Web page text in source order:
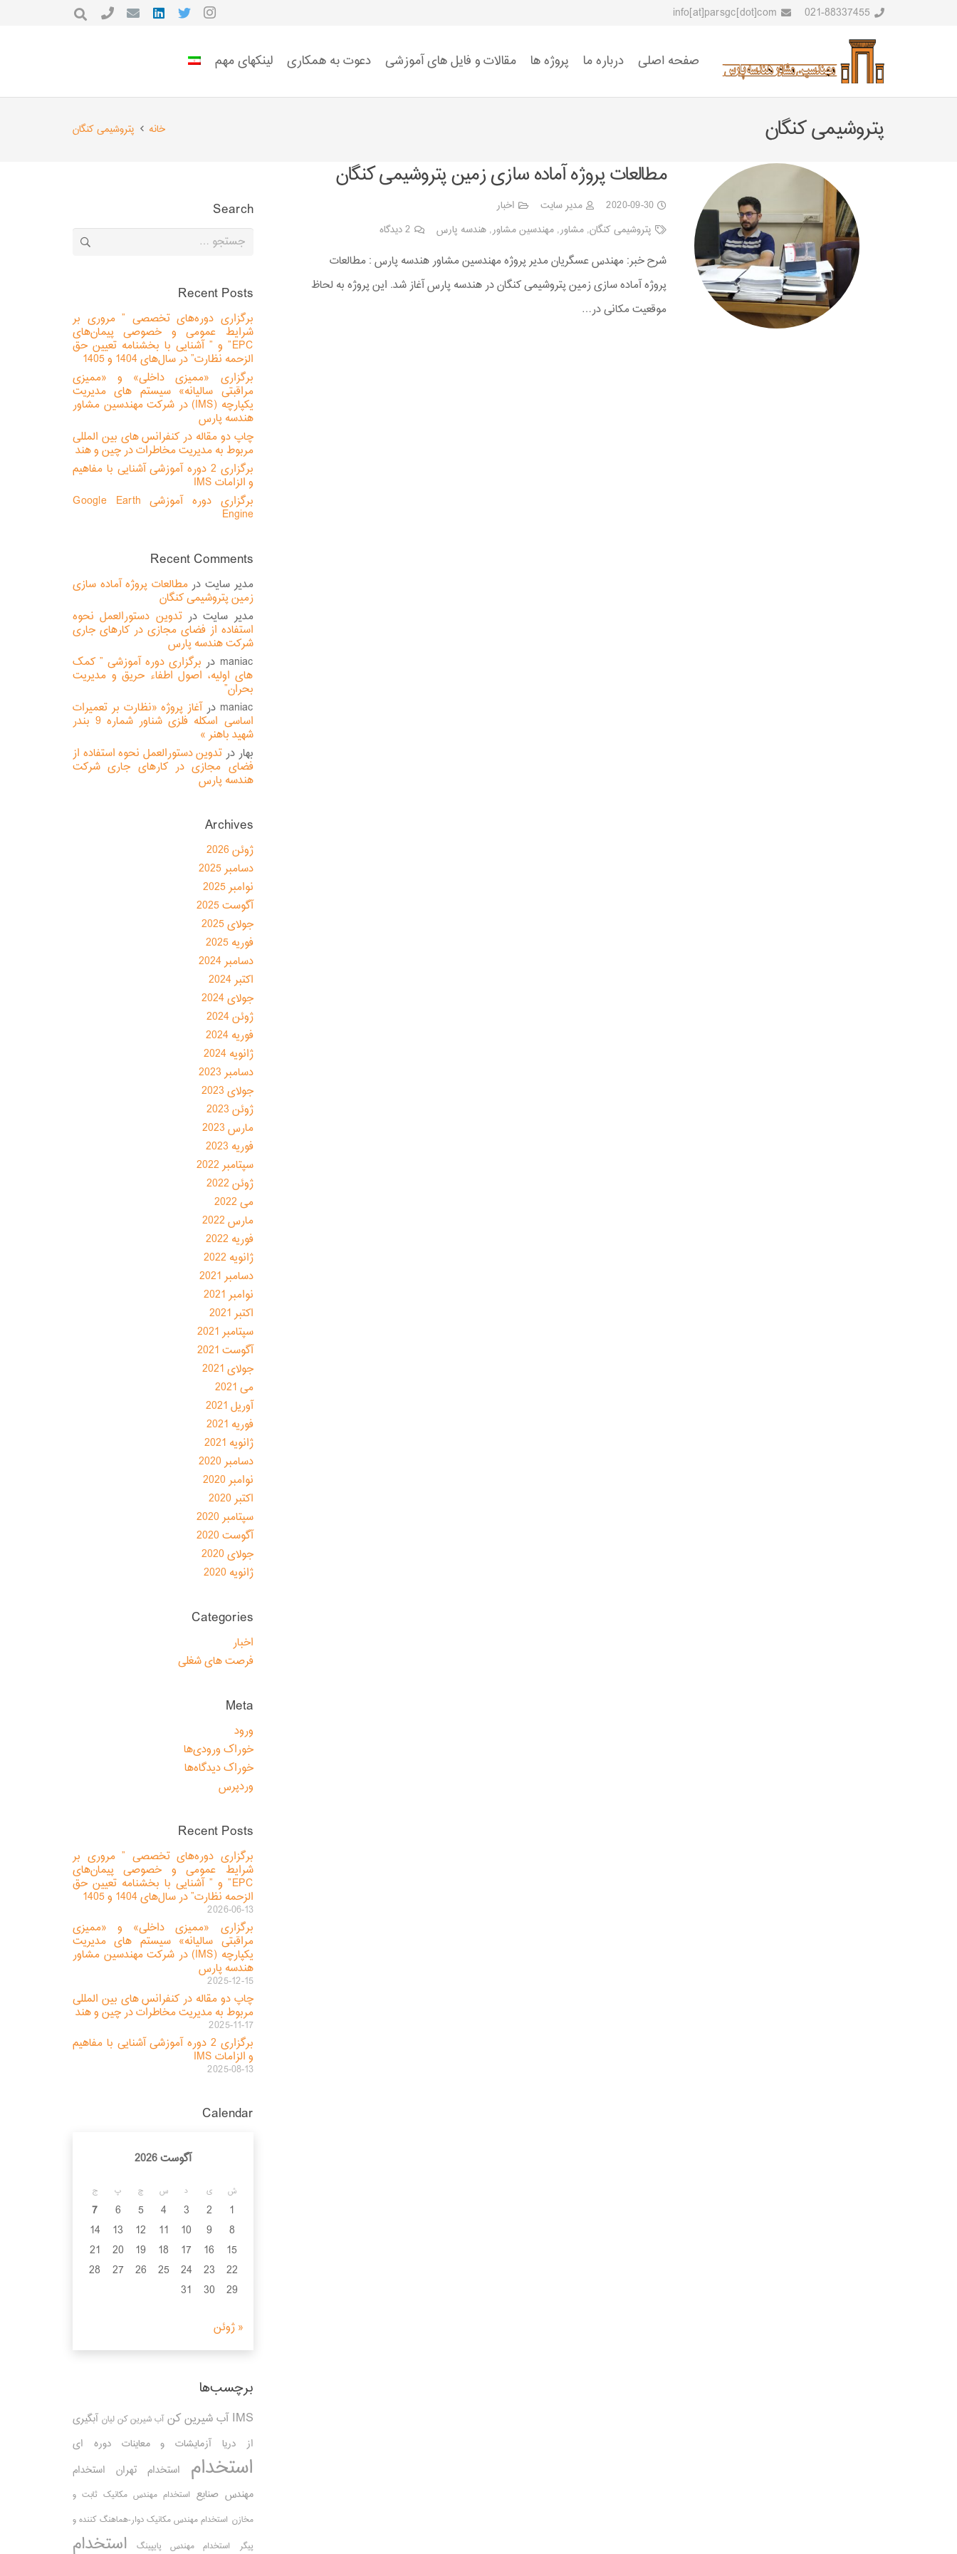
021-88337455
info[at]parsgc[dot]com
صفحه اصلی درباره ما پروژه ها مقالات و فایل های آموزشی دعوت به همکاری لینکهای مهم
پتروشیمی کنگان خانه پتروشیمی کنگان
مطالعات پروژه آماده سازی زمین پتروشیمی کنگان
2020-09-30 مدیر سایت
اخبار
پتروشیمی کنگان,مشاور,مهندسین مشاور,هندسه پارس 2دیدگاه
شرح خبر: مهندس عسگریان مدير پروژه مهندسين مشاور هندسه پارس : مطالعات
پروژه آماده سازی زمین پتروشیمی کنگان در هندسه پارس آغاز شد. این پروژه به لحاظ
موقعیت مکانی در…
Search
جستجو
Recent Posts
برگزاری دوره‌های تخصصی ” مروری بر
شرایط عمومی و خصوصی پیمان‌های
EPC” و ” آشنایی با بخشنامه تعیین حق
الزحمه نظارت” در سال‌های 1404 و 1405
برگزاری «ممیزی داخلی» و «ممیزی
مراقبتی سالیانه» سیستم های مدیریت
یکپارچه (IMS) در شرکت مهندسین مشاور
هندسه پارس
چاپ دو مقاله در کنفرانس های بین المللی
مربوط به مدیریت مخاطرات در چین و هند
برگزاری 2 دوره آموزشی آشنایی با مفاهیم
و الزامات IMS
برگزاری دوره آموزشی Google Earth
Engine
Recent Comments
مدیر سایت درمطالعات پروژه آماده سازی
زمین پتروشیمی کنگان
مدیر سایتدرتدوین دستورالعمل نحوه
استفاده از فضای مجازی در کارهای جاری
شرکت هندسه پارس
maniac در برگزاری دوره آموزشی ” کمک
های اولیه، اصول اطفاء حریق و مدیریت
بحران”
maniac درآغاز پروژه «نظارت بر تعمیرات
اساسی اسکله فلزی شناور شماره 9 بندر
شهید باهنر »
بهار در تدوین دستورالعمل نحوه استفاده از
فضای مجازی در کارهای جاری شرکت
هندسه پارس
Archives
ژوئن 2026
دسامبر 2025
نوامبر 2025
آگوست 2025
جولای 2025
فوریه 2025
دسامبر 2024
اکتبر 2024
جولای 2024
ژوئن 2024
فوریه 2024
ژانویه 2024
دسامبر 2023
جولای 2023
ژوئن 2023
مارس 2023
فوریه 2023
سپتامبر 2022
ژوئن 2022
می 2022
مارس 2022
فوریه 2022
ژانویه 2022
دسامبر 2021
نوامبر 2021
اکتبر 2021
سپتامبر 2021
آگوست 2021
جولای 2021
می 2021
آوریل 2021
فوریه 2021
ژانویه 2021
دسامبر 2020
نوامبر 2020
اکتبر 2020
سپتامبر 2020
آگوست 2020
جولای 2020
ژانویه 2020
Categories
اخبار
فرصت های شغلی
Meta
ورود
خوراک ورودی‌ها
خوراک دیدگاه‌ها
وردپرس
Recent Posts
برگزاری دوره‌های تخصصی ” مروری بر
شرایط عمومی و خصوصی پیمان‌های
EPC” و ” آشنایی با بخشنامه تعیین حق
الزحمه نظارت” در سال‌های 1404 و 1405
2026-06-13
برگزاری «ممیزی داخلی» و «ممیزی
مراقبتی سالیانه» سیستم های مدیریت
یکپارچه (IMS) در شرکت مهندسین مشاور
هندسه پارس
2025-12-15
چاپ دو مقاله در کنفرانس های بین المللی
مربوط به مدیریت مخاطرات در چین و هند
2025-11-17
برگزاری 2 دوره آموزشی آشنایی با مفاهیم
و الزامات IMS
2025-08-13
Calendar
آگوست 2026
ش ی د س چ پ ج
1
2
3
4
5
6
7
8
9
10
11
12
13
14
15
16
17
18
19
20
21
22
23
24
25
26
27
28
29
30
31
« ژوئن
برچسب‌ها
IMS آب شیرین کن آب شیرین کن لیان آبگیری
از دریا
آزمایشات و معاینات دوره ای
استخدام استخدام تهران
استخدام
مهندس صنایع استخدام مهندس مکانیک ثابت و
مخازن استخدام مهندس مکانیک دوار-هماهنگ کننده و
پیگر
استخدام مهندس پایپینگ استخدام